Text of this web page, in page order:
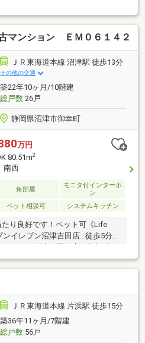
、洗面化粧台、建具、食洗機新
床材その他：ハウスクリーニン
・沼津市立集明小学校…約
中学校…約1580m・セブンイレブ
・イーラde…約740m・沼津市役
園…約290m ■集明小・第一中■中
中と統合予定
マンション ＥＭ０６１４２
ＪＲ東海道本線 沼津駅 徒歩13分
その他の交通
築22年10ヶ月/10階建
総戸数26戸
静岡県沼津市御幸町
万円
80.51m2
南西
角部屋
モニタ付インターホ
ン
ペット相談可 システムキッチン
り良好です！ペット可《Life
イレブン沼津吉田店…徒歩5分
イソー沼津香貫店…徒歩9分（約
スーパーマミー三園店…徒歩10分
『市役所前』停より徒歩約2分■
不適合責任：免責■水道代：7600
トルを超える分は加算（浄化槽
現時点で2台空き有 お問い合わ
承は不可。抽選、5500～10000
19.1月）
ＪＲ東海道本線 片浜駅 徒歩15分
築36年11ヶ月/7階建
総戸数56戸